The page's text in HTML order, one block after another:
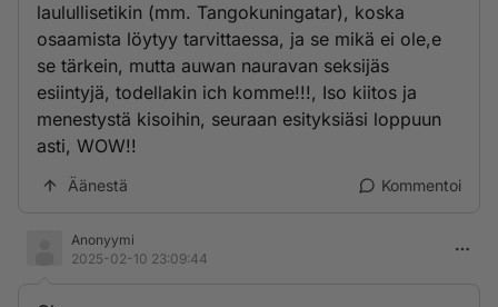
laulullisetikin (mm. Tangokuningatar), koska
osaamista löytyy tarvittaessa, ja se mikä ei ole,e
se tärkein, mutta auwan nauravan seksijäs
esiintyjä, todellakin ich komme!!!, Iso kiitos ja
menestystä kisoihin, seuraan esityksiäsi loppuun
asti, WOW!!
Äänestä Kommentoi
Anonyymi
2025-02-10 23:09:44